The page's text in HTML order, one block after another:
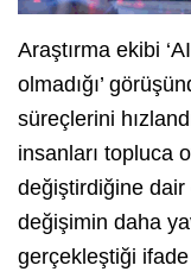
Araştırma ekibi
olmadığı’
süreçlerini
insanları topluca
değiştirdiğine dair
değişimin daha
gerçekleştiği ifade